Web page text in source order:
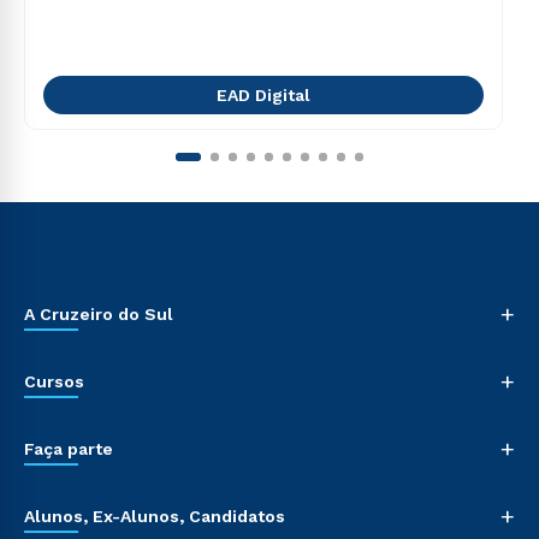
EAD Digital
A Cruzeiro do Sul +
Cursos +
Faça parte +
Alunos, Ex-Alunos, Candidatos +